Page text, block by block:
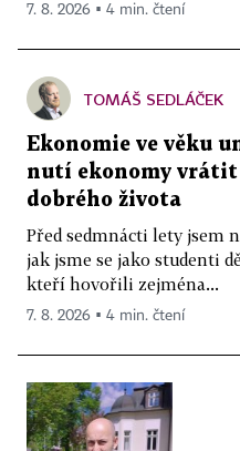
7. 8. 2026 ▪ 4 min. čtení
TOMÁŠ SEDLÁČEK
Ekonomie ve věku
nutí ekonomy vrátit
dobrého života
Před sedmnácti lety jsem
jak jsme se jako studenti
kteří hovořili zejména...
7. 8. 2026 ▪ 4 min. čtení